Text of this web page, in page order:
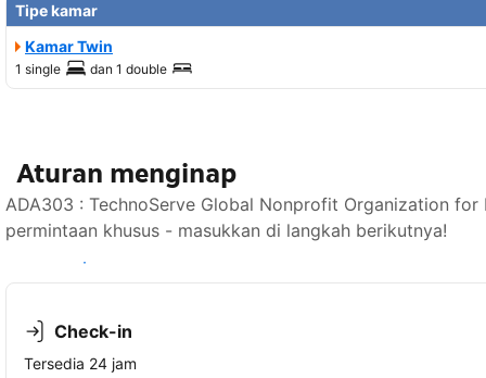
Tipe kamar
Kamar Twin
1 single dan 1 double
Aturan menginap
ADA303 : TechnoServe Global Nonprofit Organization
permintaan khusus - masukkan di langkah berikutnya!
Lihat ketersediaan
Check-in
Tersedia 24 jam